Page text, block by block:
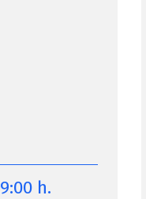
9:00 h.